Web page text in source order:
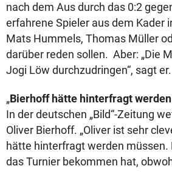
nach dem Aus durch das 0:2
erfahrene Spieler aus dem Kader
Mats Hummels, Thomas Müller
darüber reden sollen. Aber: „Die
Jogi Löw durchzudringen“, sagt er.
„Bierhoff hätte hinterfragt
In der deutschen „Bild“-Zeitung
Oliver Bierhoff. „Oliver ist sehr
hätte hinterfragt werden
das Turnier bekommen hat,